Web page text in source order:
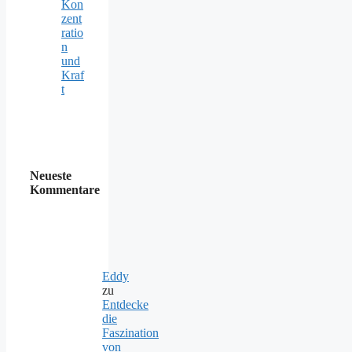
Kon
zent
ratio
n
und
Kraf
t
Neueste
Kommentare
Eddy
zu
Entdecke
die
Faszination
von